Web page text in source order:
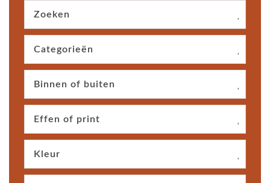
Zoeken
Categorieën
Binnen of buiten
Effen of print
Kleur